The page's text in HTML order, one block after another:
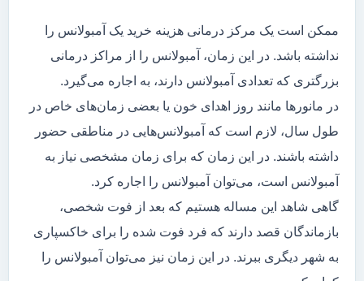
ممکن است یک مرکز درمانی هزینه خرید یک آمبولانس را
نداشته باشد. در این زمان، آمبولانس را از مراکز درمانی
بزرگتری که تعدادی آمبولانس دارند، به اجاره می‌گیرد.
در مانور‌ها مانند روز اهدای خون یا بعضی زمان‌های خاص در
طول سال، لازم است که آمبولانس‌هایی در مناطقی حضور
داشته باشند. در این زمان که برای زمان مشخصی نیاز به
آمبولانس است، می‌توان آمبولانس را اجاره کرد.
گاهی شاهد این مساله هستیم که بعد از فوت شخصی،
بازماندگان قصد دارند که فرد فوت شده را برای خاکسپاری
به شهر دیگری ببرند. در این زمان نیز می‌توان آمبولانس را